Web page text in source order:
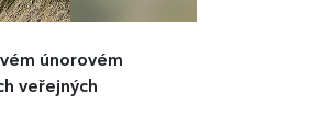
únorovém
veřejných